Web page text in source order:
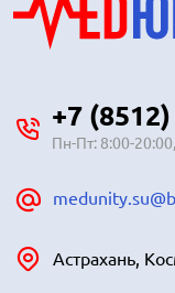
+7 (8512)
Пн-Пт: 8:00-
Астрахань,